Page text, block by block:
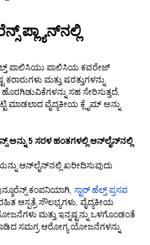
ಪ್ಲ್ಯಾನ್‌ನಲ್ಲಿ
ಪಾಲಿಸಿಯು ಪಾಲಿಸಿಯ ಕವರೇಜ್
ಮತ್ತು ಷರತ್ತುಗಳನ್ನು
ಸಹ ಸೇರಿಸುತ್ತದೆ,
ವೈದ್ಯಕೀಯ ಕ್ಲೈಮ್ ಅನ್ನು
ಅನ್ನು 5 ಸರಳ ಹಂತಗಳಲ್ಲಿ ಆನ್‌ಲೈನ್‌ನಲ್ಲಿ
ಆನ್‌ಲೈನ್‌ನಲ್ಲಿ ಖರೀದಿಸುವುದು
ಕಂಪನಿಯಾಗಿ, ಸ್ಟಾರ್ ಹೆಲ್ತ್ ಪ್ರಸವ
ಆಸ್ಪತ್ರೆ ಸೌಲಭ್ಯಗಳು, ವೈದ್ಯಕೀಯ
ಮತ್ತು ಇನ್ನಷ್ಟನ್ನು ಒಳಗೊಂಡಂತೆ
ಸಮಗ್ರ ಆರೋಗ್ಯ ಯೋಜನೆಗಳನ್ನು